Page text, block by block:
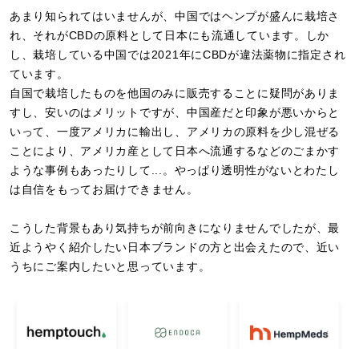
あまり知られてはいませんが、中国ではヘンプが盛んに栽培さ
れ、それがCBDの原料として日本にも流通しています。しか
し、栽培している中国では2021年にCBDが違法薬物に指定され
ています。
自国で栽培したものを他国のみに販売することに疑問がありま
すし、安いのはメリットですが、中国産だと印象が悪いからと
いって、一度アメリカに輸出し、アメリカの原料を少し混ぜる
ことにより、アメリカ産として日本へ流通するなどのごまかす
ような事例もあったりして...。やっぱり透明性がないとわたし
は自信をもってお届けできません。
こうした背景もあり気持ちが前向きになりませんでしたが、最
近ようやく紹介したい日本ブランドの方と出会えたので、近い
うちにご案内したいと思っています。